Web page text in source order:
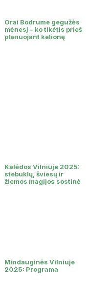
Orai Bodrume gegužės
mėnesį – ko tikėtis prieš
planuojant kelionę
Kalėdos Vilniuje 2025:
stebuklų, šviesų ir
žiemos magijos sostinė
Mindauginės Vilniuje
2025: Programa